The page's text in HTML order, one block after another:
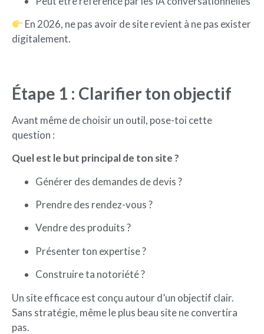
En 2026, ne pas avoir de site revient à ne pas exister
digitalement.
Étape 1 : Clarifier ton objectif
Avant même de choisir un outil, pose-toi cette
question :
Quel est le but principal de ton site ?
Générer des demandes de devis ?
Prendre des rendez-vous ?
Vendre des produits ?
Présenter ton expertise ?
Construire ta notoriété ?
Un site efficace est conçu autour d’un objectif clair.
Sans stratégie, même le plus beau site ne convertira
pas.